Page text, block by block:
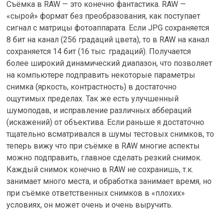
Съёмка в RAW — это конечно фантастика. RAW —
«сырой» формат без преобразования, как поступает
сигнал с матрицы фотоаппарата. Если JPG сохраняется
8 бит на канал (256 градаций цвета), то в RAW на канал
сохраняется 14 бит (16 тыс. градаций). Получается
более широкий динамический диапазон, что позволяет
на компьютере подправить некоторые параметры
снимка (яркость, контрастность) в достаточно
ощутимых пределах. Так же есть улучшенный
шумоподав, и исправление различных аббераций
(искажений) от объектива. Если раньше я достаточно
тщательно всматривался в шумы тестовых снимков, то
теперь вижу что при съёмке в RAW многие аспекты
можно подправить, главное сделать резкий снимок.
Каждый снимок конечно в RAW не сохранишь, т.к.
занимает много места, и обработка занимает время, но
при съёмке ответственных снимков в «плохих»
условиях, он может очень и очень выручить.